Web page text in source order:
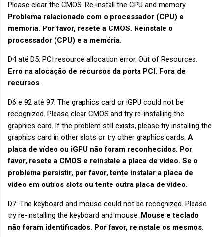
Please clear the CMOS. Re-install the CPU and memory.
Problema relacionado com o processador (CPU) e
memória. Por favor, resete a CMOS. Reinstale o
processador (CPU) e a memória.
D4 até D5: PCI resource allocation error. Out of Resources.
Erro na alocação de recursos da porta PCI. Fora de
recursos.
D6 e 92 até 97: The graphics card or iGPU could not be
recognized. Please clear CMOS and try re-installing the
graphics card. If the problem still exists, please try installing the
graphics card in other slots or try other graphics cards. A
placa de vídeo ou iGPU não foram reconhecidos. Por
favor, resete a CMOS e reinstale a placa de vídeo. Se o
problema persistir, por favor, tente instalar a placa de
vídeo em outros slots ou tente outra placa de vídeo.
D7: The keyboard and mouse could not be recognized. Please
try re-installing the keyboard and mouse. Mouse e teclado
não foram identificados. Por favor, reinstale os mesmos.